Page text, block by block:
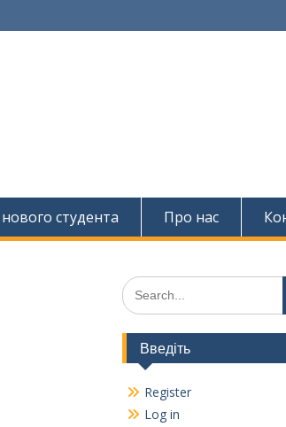
нового студента Про нас
Search
for:
Введіть
Register
Log in